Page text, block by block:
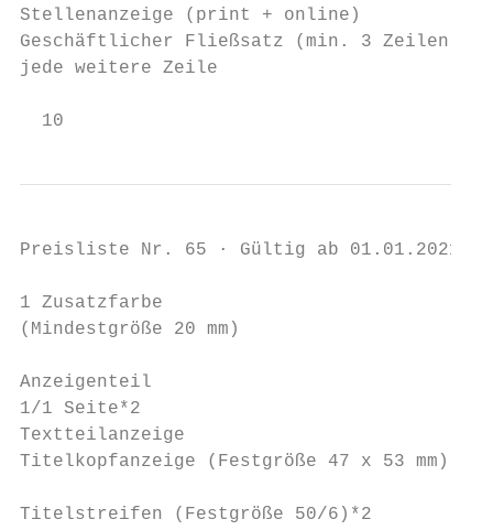
Stellenanzeige (print + online)
Geschäftlicher Fließsatz (min. 3
jede weitere Zeile
10
Preisliste Nr. 65 · Gültig ab
1 Zusatzfarbe
(Mindestgröße 20 mm)
Anzeigenteil
1/1 Seite*2
Textteilanzeige
Titelkopfanzeige (Festgröße 47 x 53 mm)*
Titelstreifen (Festgröße 50/6)*2